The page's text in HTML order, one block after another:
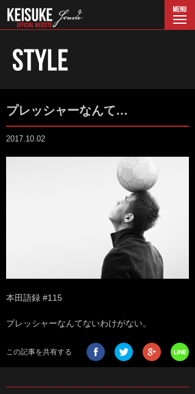
プレッシャーなんて…
2017.10.02
本田語録 #115
プレッシャーなんてないわけがない。
この記事を共有する